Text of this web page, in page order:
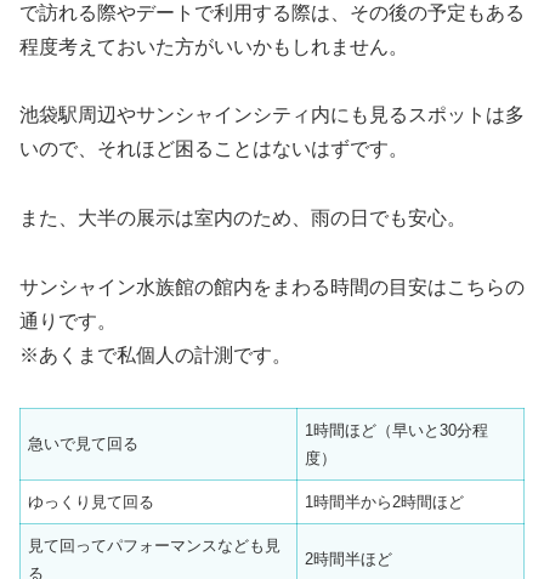
で訪れる際やデートで利用する際は、その後の予定もある
程度考えておいた方がいいかもしれません。
池袋駅周辺やサンシャインシティ内にも見るスポットは多
いので、それほど困ることはないはずです。
また、大半の展示は室内のため、雨の日でも安心。
サンシャイン水族館の館内をまわる時間の目安はこちらの
通りです。
※あくまで私個人の計測です。
急いで見て回る
1時間ほど（早いと30分程
度）
ゆっくり見て回る 1時間半から2時間ほど
見て回ってパフォーマンスなども見
る
2時間半ほど